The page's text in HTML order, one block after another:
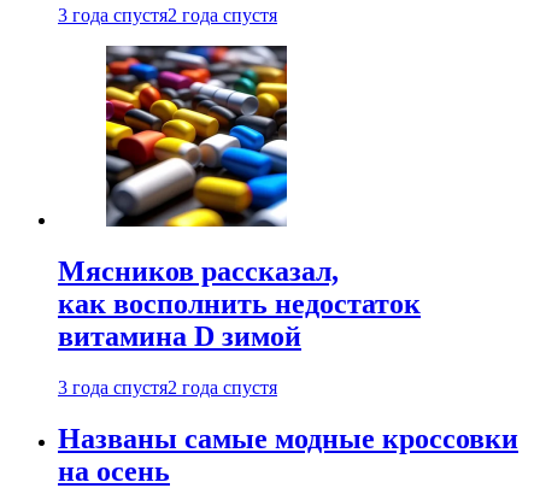
3 года спустя2 года спустя
Мясников рассказал,
как восполнить недостаток
витамина D зимой
3 года спустя2 года спустя
Названы самые модные кроссовки
на осень